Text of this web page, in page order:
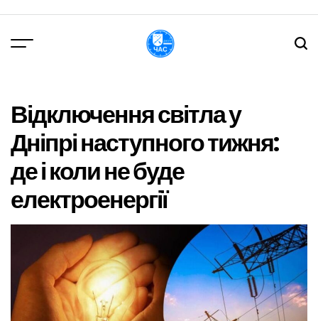
вмісту
Відключення світла у
Дніпрі наступного тижня:
де і коли не буде
електроенергії